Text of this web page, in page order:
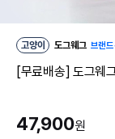
고양이 도그웨그 브랜
[무료배송] 도그웨
47,900원